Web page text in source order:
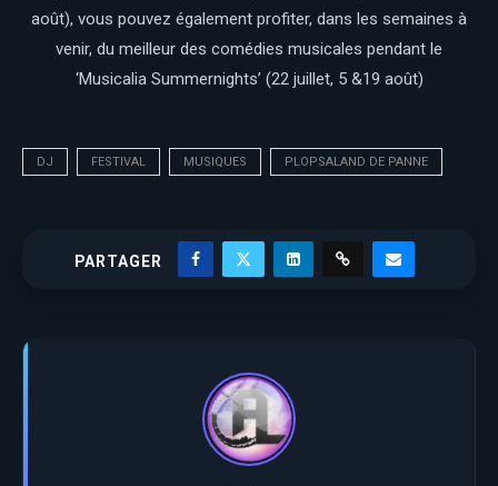
août), vous pouvez également profiter, dans les semaines à
venir, du meilleur des comédies musicales pendant le
‘Musicalia Summernights’ (22 juillet, 5 &19 août)
DJ FESTIVAL MUSIQUES PLOPSALAND DE PANNE
PARTAGER